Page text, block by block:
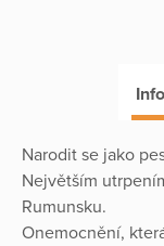
Narodit se jako
Největším
Rumunsku.
Onemocnění,